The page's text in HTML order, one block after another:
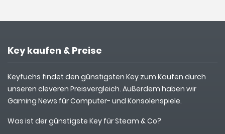
Key kaufen & Preise
Keyfuchs findet den günstigsten Key zum Kaufen durch
unseren cleveren Preisvergleich. Außerdem haben wir
Gaming News für Computer- und Konsolenspiele.
Was ist der günstigste Key für Steam & Co?